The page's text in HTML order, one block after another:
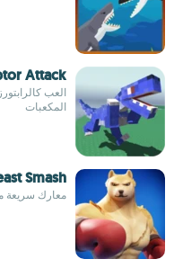
Attack
العب
المكعبات
Smash
معارك سريعة